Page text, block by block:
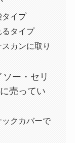
イプ
タイプ
カンに取り
ー・セリ
売ってい
クカバーで